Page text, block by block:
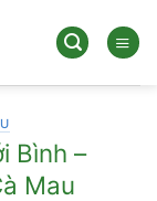
Bình –
Mau